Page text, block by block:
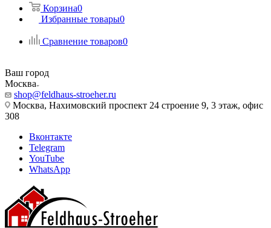
Корзина0
Избранные товары0
Сравнение товаров0
Ваш город
Москва
shop@feldhaus-stroeher.ru
Москва, Нахимовский проспект 24 строение 9, 3 этаж, офис
308
Вконтакте
Telegram
YouTube
WhatsApp